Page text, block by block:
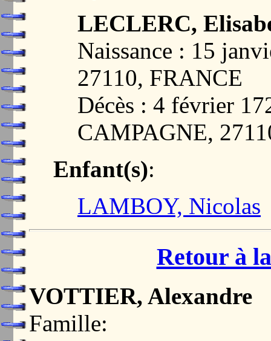
LECLERC,
Naissance : 15
27110, FRANCE
Décès : 4 février
CAMPAGNE,
Enfant(s):
LAMBOY, Nicolas
Retour à
VOTTIER, Alexandre
Famille: